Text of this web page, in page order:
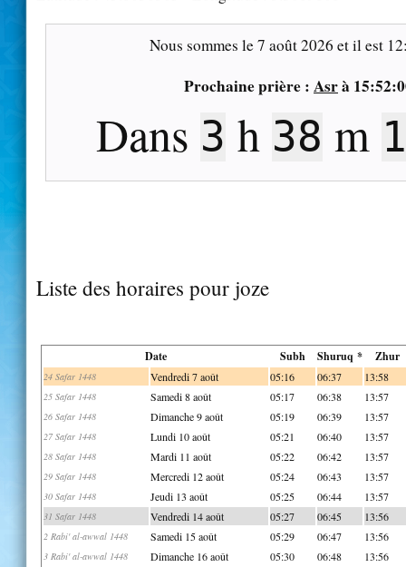
Nous sommes le7 août 2026 et il est
Prochaine prière : Asrà
Dans 3 h 38 m
Liste des horaires pour joze
Date Subh Shuruq * Zhur
24 Safar 1448 Vendredi 7 août 05:16 06:37 13:58
25 Safar 1448 Samedi 8 août 05:17 06:38 13:57
26 Safar 1448 Dimanche 9 août 05:19 06:39 13:57
27 Safar 1448 Lundi 10 août 05:21 06:40 13:57
28 Safar 1448 Mardi 11 août 05:22 06:42 13:57
29 Safar 1448 Mercredi 12 août 05:24 06:43 13:57
30 Safar 1448 Jeudi 13 août 05:25 06:44 13:57
31 Safar 1448 Vendredi 14 août 05:27 06:45 13:56
2 Rabi' al-awwal 1448 Samedi 15 août 05:29 06:47 13:56
3 Rabi' al-awwal 1448 Dimanche 16 août 05:30 06:48 13:56